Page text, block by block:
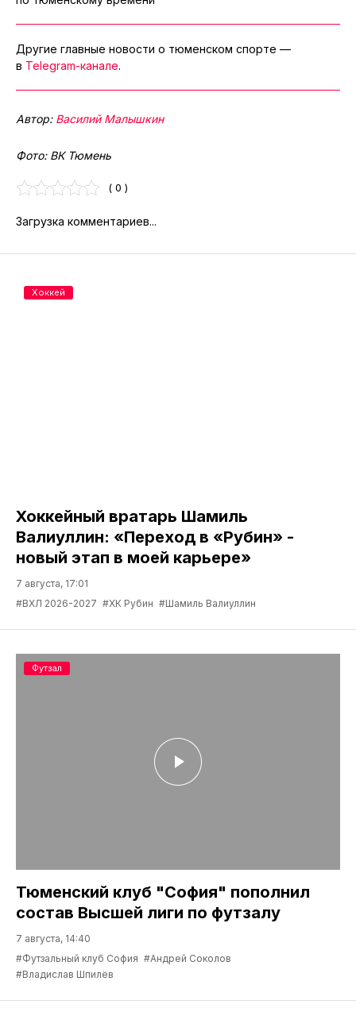
Другие главные новости о тюменском спорте —
в Telegram-канале.
Автор: Василий Малышкин
Фото: ВК Тюмень
( 0 )
Загрузка комментариев...
Хоккейный вратарь Шамиль
Валиуллин: «Переход в «Рубин» -
новый этап в моей карьере»
7 августа, 17:01
#ВХЛ 2026-2027 #ХК Рубин #Шамиль Валиуллин
Хоккей
Тюменский клуб "София" пополнил
состав Высшей лиги по футзалу
7 августа, 14:40
#Футзальный клуб София #Андрей Соколов
#Владислав Шпилёв
Футзал